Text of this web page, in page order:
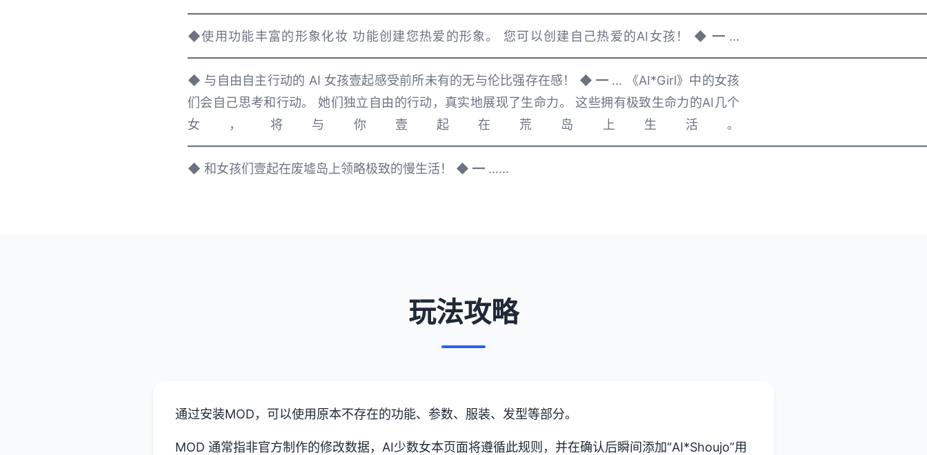
◆使用功能丰富的形象化妆 功能创建您热爱的形象。 您可以创建自己热爱的AI女孩！ ◆ ━ ...
◆ 与自由自主行动的 AI 女孩壹起感受前所未有的无与伦比强存在感！ ◆ ━ ... 《AI*Girl》中的女孩
们会自己思考和行动。 她们独立自由的行动，真实地展现了生命力。 这些拥有极致生命力的AI几个
女，将与你壹起在荒岛上生活。
◆ 和女孩们壹起在废墟岛上领略极致的慢生活！ ◆ ━ ......
玩法攻略
通过安装MOD，可以使用原本不存在的功能、参数、服装、发型等部分。
MOD 通常指非官方制作的修改数据，AI少数女本页面将遵循此规则，并在确认后瞬间添加“AI*Shoujo”用